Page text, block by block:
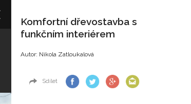
Komfortní dřevostavba s
funkčním interiérem
Autor: Nikola Zatloukalová
Sdílet